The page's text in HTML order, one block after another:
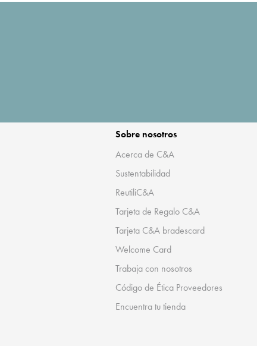
Sobre nosotros
Acerca de C&A
Sustentabilidad
ReutiliC&A
Tarjeta de Regalo C&A
Tarjeta C&A bradescard
Welcome Card
Trabaja con nosotros
Código de Ética Proveedores
Encuentra tu tienda